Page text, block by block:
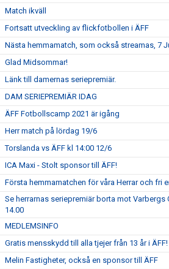
Match ikväll
Fortsatt utveckling av flickfotbollen i ÄFF
Nästa hemmamatch, som också streamas, 7
Glad Midsommar!
Länk till damernas seriepremiär.
DAM SERIEPREMIÄR IDAG
ÄFF Fotbollscamp 2021 är igång
Herr match på lördag 19/6
Torslanda vs ÄFF kl 14:00 12/6
ICA Maxi - Stolt sponsor till ÄFF!
Första hemmamatchen för våra Herrar och fri
Se herrarnas seriepremiär borta mot Varbergs
14.00
MEDLEMSINFO
Gratis mensskydd till alla tjejer från 13 år i ÄFF!
Melin Fastigheter, också en sponsor till ÄFF